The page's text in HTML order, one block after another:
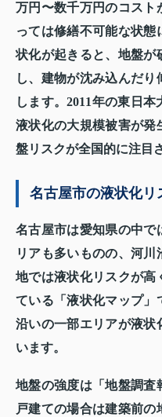
万円〜数千万円のコスト
っては修繕不可能な状
状化が起きると、地盤が
し、建物が沈み込んだ
します。2011年の東日
液状化の大規模被害が発
盤リスクが全国的に注目
名古屋市の液状化リ
名古屋市は愛知県の中で
リアも多いものの、河
地では液状化リスクが高
ている「液状化マップ」
沿いの一部エリアが液状
います。
地盤の強度は「地盤調査
戸建ての場合は建築前の